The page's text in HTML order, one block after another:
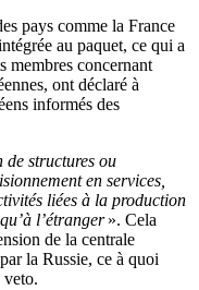
pays comme la France
au paquet, ce qui a
membres concernant
ont déclaré à
informés des
de structures ou
en services,
liées à la production
l’étranger». Cela
de la centrale
la Russie, ce à quoi
veto.